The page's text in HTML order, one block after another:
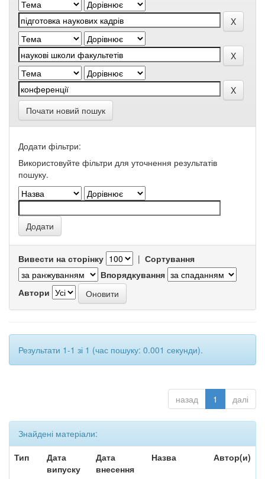
Почати новий пошук
Додати фільтри:
Використовуйте фільтри для уточнення результатів
пошуку.
Вивести на сторінку | Сортування
Впорядкування
Автори
Результати 1-1 зі 1 (час пошуку: 0.001 секунди).
назад 1 далі
Знайдені матеріали:
Тип
Дата
випуску
Дата
внесення
Назва Автор(и)